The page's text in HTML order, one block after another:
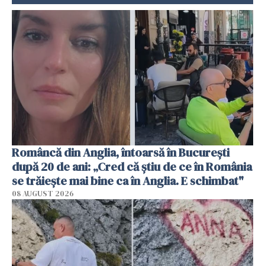
Româncă din Anglia, întoarsă în București
după 20 de ani: „Cred că știu de ce în România
se trăiește mai bine ca în Anglia. E schimbat"
08 AUGUST 2026